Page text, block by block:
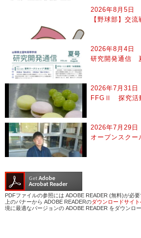
2026年8月5日
【野球部】交流
2026年8月4日
研究開発通信
2026年7月31日
FFGⅡ 探究活
2026年7月29日
オープンスクー
PDFファイルの参照には ADOBE READER (無料)が必要
上のバナーから ADOBE READERのダウンロードサイト
境に最適なバージョンの ADOBE READER をダウンロー